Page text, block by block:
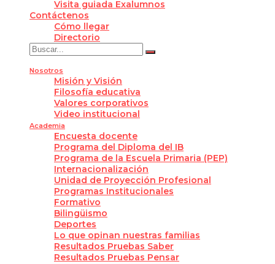
Visita guiada Exalumnos
Contáctenos
Cómo llegar
Directorio
Nosotros
Misión y Visión
Filosofía educativa
Valores corporativos
Video institucional
Academia
Encuesta docente
Programa del Diploma del IB
Programa de la Escuela Primaria (PEP)
Internacionalización
Unidad de Proyección Profesional
Programas Institucionales
Formativo
Bilingüismo
Deportes
Lo que opinan nuestras familias
Resultados Pruebas Saber
Resultados Pruebas Pensar